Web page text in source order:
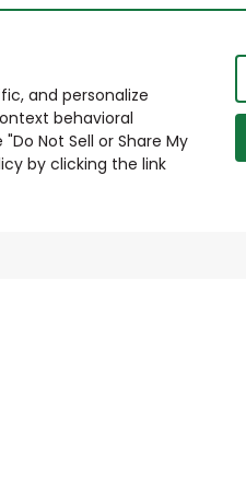
and personalize
behavioral
Not Sell or Share My
by clicking the link